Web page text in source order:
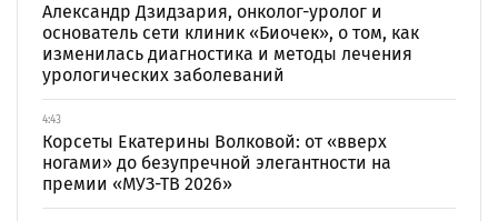
Александр Дзидзария, онколог-уролог и
основатель сети клиник «Биочек», о том, как
изменилась диагностика и методы лечения
урологических заболеваний
4:43
Корсеты Екатерины Волковой: от «вверх
ногами» до безупречной элегантности на
премии «МУЗ-ТВ 2026»